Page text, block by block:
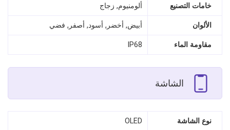
خامات التصنيع ألومنيوم, زجاج
الألوان أبيض, أخضر, أسود, أصفر, فضي
مقاومة الماء IP68
الشاشة
نوع الشاشة OLED